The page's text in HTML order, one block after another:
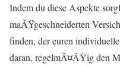
Indem du diese Aspekte
maÃŸgeschneiderten
finden, der euren
daran, regelmÃ¤ÃŸig den